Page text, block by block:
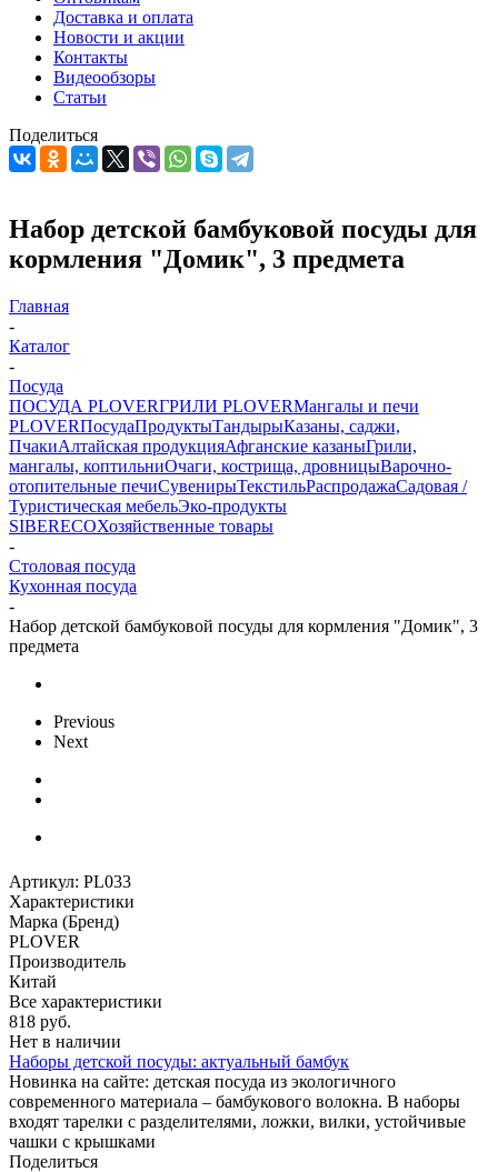
Доставка и оплата
Новости и акции
Контакты
Видеообзоры
Статьи
Поделиться
Набор детской бамбуковой посуды для
кормления "Домик", 3 предмета
Главная
-
Каталог
-
Посуда
ПОСУДА PLOVERГРИЛИ PLOVERМангалы и печи
PLOVERПосудаПродуктыТандырыКазаны, саджи,
ПчакиАлтайская продукцияАфганские казаныГрили,
мангалы, коптильниОчаги, кострища, дровницыВарочно-
отопительные печиСувенирыТекстильРаспродажаСадовая /
Туристическая мебельЭко-продукты
SIBERECOХозяйственные товары
-
Столовая посуда
Кухонная посуда
-
Набор детской бамбуковой посуды для кормления "Домик", 3
предмета
Previous
Next
Артикул: PL033
Характеристики
Марка (Бренд)
PLOVER
Производитель
Китай
Все характеристики
818 руб.
Нет в наличии
Наборы детской посуды: актуальный бамбук
Новинка на сайте: детская посуда из экологичного
современного материала – бамбукового волокна. В наборы
входят тарелки с разделителями, ложки, вилки, устойчивые
чашки с крышками
Поделиться